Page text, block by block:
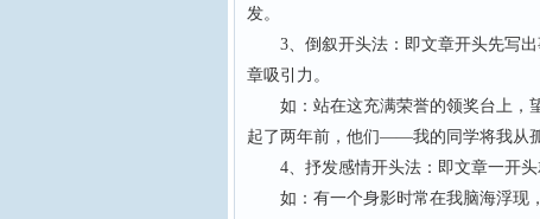
发。
3、倒叙开头法：即文章开头先写出
章吸引力。
如：站在这充满荣誉的领奖台上，望
起了两年前，他们——我的同学将我从
4、抒发感情开头法：即文章一开头
如：有一个身影时常在我脑海浮现，